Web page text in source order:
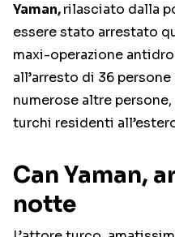
Yaman,rilasciato dalla
essere stato arrestato
maxi-operazione
all’arresto di 36
numerose altre
turchi residenti
Can Yaman,
notte